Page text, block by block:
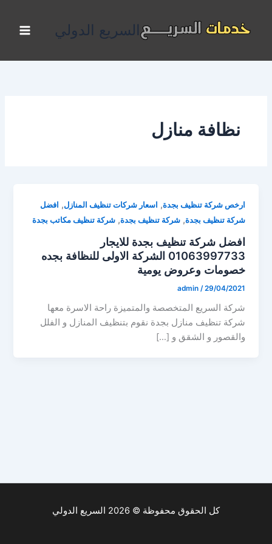
المحتوى
السريع الدولي
نظافة منازل
ارخص شركة تنظيف بجدة, اسعار شركات تنظيف المنازل, افضل
شركة تنظيف بجدة,شركة تنظيف بجدة,شركة تنظيف مكاتب بجدة
افضل شركة تنظيف بجدة للايجار
01063997733 الشركة الاولى للنظافة بجده
خصومات وعروض يومية
admin /29/04/2021
شركة السريع المتخصصة والمتميزة راحة الاسرة معها
شركة تنظيف منازل بجدة نقوم بتنظيف المنازل و الفلل
والقصور و الشقق و […]
كل الحقوق محفوظة © 2026 السريع الدولي